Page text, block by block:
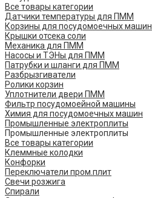
Все товары категории
Датчики температуры для ПММ
Корзины для посудомоечных машин
Крышки отсека соли
Механика для ПММ
Насосы и ТЭНы для ПММ
Патрубки и шланги для ПММ
Разбрызгиватели
Ролики корзин
Уплотнители двери ПММ
Фильтр посудомоейной машины
Химия для посудомоечных машин
Промышленные электроплиты
Промышленные электроплиты
Все товары категории
Клеммные колодки
Конфорки
Переключатели пром.плит
Свечи розжига
Спирали